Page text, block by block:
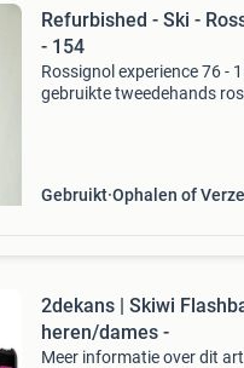
Refurbished - Ski -
- 154
Rossignol experience 76 -
gebruikte tweedehands
Gebruikt Ophalen of
2dekans | Skiwi
heren/dames -
Meer informatie over dit